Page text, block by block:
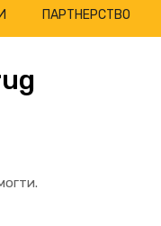
ПАРТНЕРСТВО